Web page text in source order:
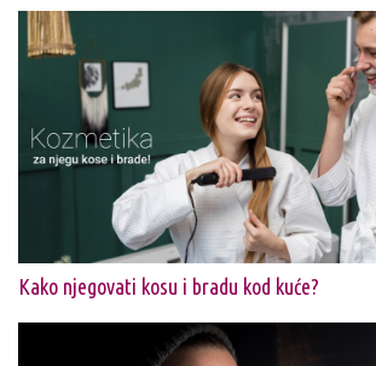
Kako njegovati kosu i bradu kod kuće?